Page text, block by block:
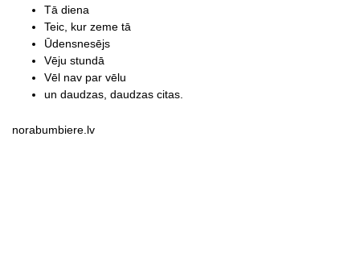
Tā diena
Teic, kur zeme tā
Ūdensnesējs
Vēju stundā
Vēl nav par vēlu
un daudzas, daudzas citas.
norabumbiere.lv